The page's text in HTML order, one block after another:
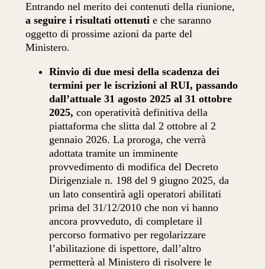
Entrando nel merito dei contenuti della riunione,
a seguire i risultati ottenuti e che saranno
oggetto di prossime azioni da parte del
Ministero.
Rinvio di due mesi della scadenza dei
termini per le iscrizioni al RUI, passando
dall’attuale 31 agosto 2025 al 31 ottobre
2025, con operatività definitiva della
piattaforma che slitta dal 2 ottobre al 2
gennaio 2026. La proroga, che verrà
adottata tramite un imminente
provvedimento di modifica del Decreto
Dirigenziale n. 198 del 9 giugno 2025, da
un lato consentirà agli operatori abilitati
prima del 31/12/2010 che non vi hanno
ancora provveduto, di completare il
percorso formativo per regolarizzare
l’abilitazione di ispettore, dall’altro
permetterà al Ministero di risolvere le